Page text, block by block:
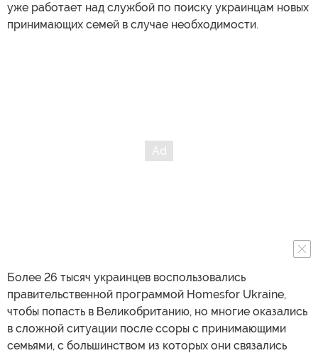
уже работает над службой по поиску украинцам новых
принимающих семей в случае необходимости.
Более 26 тысяч украинцев воспользовались
правительственной программой Homesfor Ukraine,
чтобы попасть в Великобританию, но многие оказались
в сложной ситуации после ссоры с принимающими
семьями, с большинством из которых они связались